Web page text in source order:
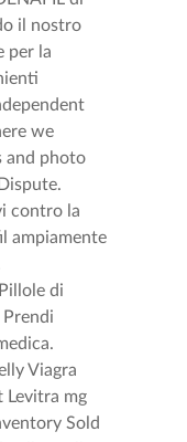
il nostro
per la
we
and photo
contro la
ampiamente
di
Viagra
Levitra mg
Sold